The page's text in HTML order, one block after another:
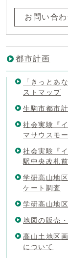
お問い合
都市計画
「きっとあ
ストマップ
生駒市都市
社会実験『
マサウスモ
社会実験『
駅中央改札
学研高山地
ケート調査
学研高山地
地図の販売
高山土地区
について